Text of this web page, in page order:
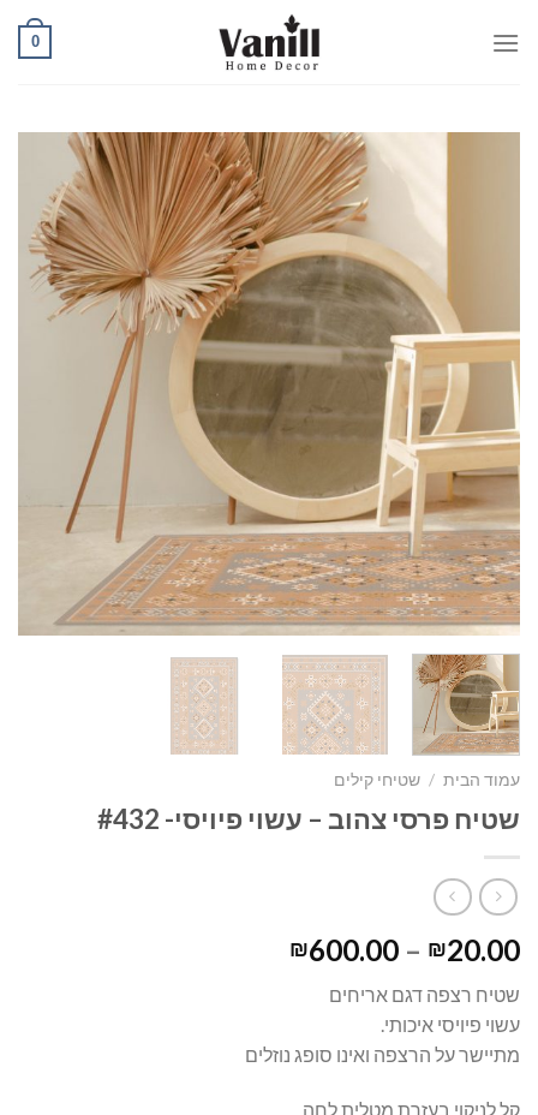
0
עמוד הבית / שטיחי קילים
שטיח פרסי צהוב – עשוי פיויסי- #432
₪20.00
–
₪600.00
שטיח רצפה דגם אריחים
עשוי פיויסי איכותי.
מתיישר על הרצפה ואינו סופג נוזלים
קל לניקוי בעזרת מטלית לחה